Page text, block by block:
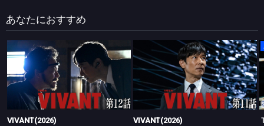
あなたにおすすめ
VIVANT(2026)
VIVANT(2026)
VIVANT(2026)
第十一話 新たな冒険始まる
VIVANT(2026)